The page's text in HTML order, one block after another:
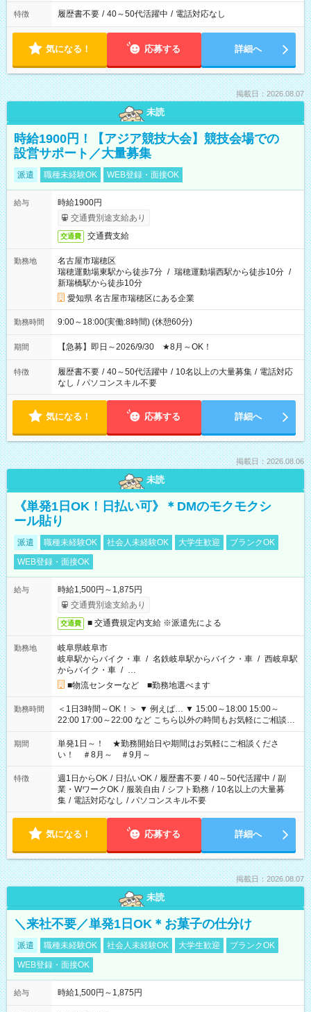
特徴 履歴書不要 / 40～50代活躍中 / 電話対応なし
気になる！ 応募する 詳細へ
掲載日：2026.08.07
未読
時給1900円！【アジア競技大会】競技会場での
設営サポート／大量募集
派遣 職種未経験OK WEB登録・面接OK
給与
時給1900円
交通費別途支給あり
交通費 交通費支給
勤務地
名古屋市瑞穂区
瑞穂運動場東駅から徒歩7分 / 瑞穂運動場西駅から徒歩10分 /
新瑞橋駅から徒歩10分
愛知県 名古屋市瑞穂区にある企業
勤務時間 9:00～18:00(実働:8時間) (休憩60分)
期間 【急募】即日～2026/9/30 ★8月～OK！
特徴 履歴書不要 / 40～50代活躍中 / 10名以上の大量募集 / 電話対応
なし / パソコンスキル不要
気になる！ 応募する 詳細へ
掲載日：2026.08.06
未読
《単発1日OK！日払い可》＊DMのモクモクシ
ール貼り
派遣 職種未経験OK 社会人未経験OK 大学生歓迎
ブランクOK
WEB登録・面接OK
給与
時給1,500円～1,875円
交通費別途支給あり
交通費 ■ 交通費規定内支給 ※派遣先による
勤務地
岐阜県岐阜市
岐阜駅からバイク・車 / 名鉄岐阜駅からバイク・車 / 西岐阜駅
からバイク・車 / …
■物流センターなど ■勤務地選べます
勤務時間
＜1日3時間～OK！＞ ▼ 例えば… ▼ 15:00～18:00 15:00～
22:00 17:00～22:00 など こちら以外の時間もお気軽にご相談く
ださい！
期間
単発1日～！ ★勤務開始日や期間はお気軽にご相談くださ
い！ ＃8月～ ＃9月～
特徴 週1日からOK / 日払いOK / 履歴書不要 / 40～50代活躍中 / 副
業・WワークOK / 服装自由 / シフト勤務 / 10名以上の大量募
集 / 電話対応なし / パソコンスキル不要
気になる！ 応募する 詳細へ
掲載日：2026.08.07
未読
＼来社不要／単発1日OK＊お菓子の仕分け
派遣 職種未経験OK 社会人未経験OK 大学生歓迎
ブランクOK
WEB登録・面接OK
給与 時給1,500円～1,875円